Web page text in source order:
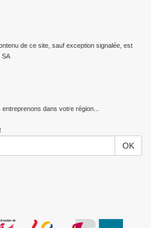
de ce site, sauf exception signalée, est
SA
dans votre région...